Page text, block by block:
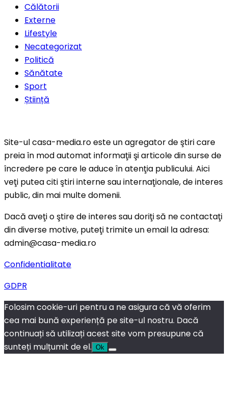
Călătorii
Externe
Lifestyle
Necategorizat
Politică
Sănătate
Sport
Știință
Site-ul casa-media.ro este un agregator de ştiri care
preia în mod automat informaţii şi articole din surse de
încredere pe care le aduce în atenţia publicului. Aici
veţi putea citi ştiri interne sau internaţionale, de interes
public, din mai multe domenii.
Dacă aveţi o ştire de interes sau doriţi să ne contactaţi
din diverse motive, puteţi trimite un email la adresa:
admin@casa-media.ro
Confidentialitate
GDPR
Folosim cookie-uri pentru a ne asigura că vă oferim
cea mai bună experiență pe site-ul nostru. Dacă
continuați să utilizați acest site vom presupune că
sunteți mulțumit de el. Ok